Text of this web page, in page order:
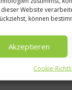
dieser Website
können
Akzeptieren
Cookie-